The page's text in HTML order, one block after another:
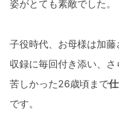
姿がとても素敵でした。
子役時代、お母様は加
収録に毎回付き添い、
苦しかった26歳頃まで
です。